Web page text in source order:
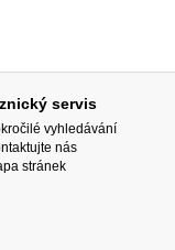
servis
vyhledávání
nás
stránek